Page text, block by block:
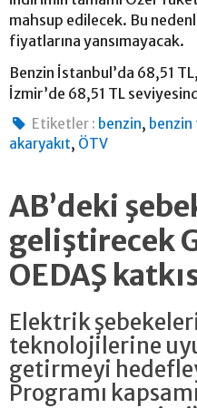
mahsup edilecek. Bu
fiyatlarına yansımayacak.
Benzin İstanbul’da 68,51
İzmir’de 68,51 TL
Etiketler : benzin, benzin
akaryakıt, ÖTV
AB’deki
geliştirecek
OEDAŞ
Elektrik
teknolojilerine
getirmeyi
Programı